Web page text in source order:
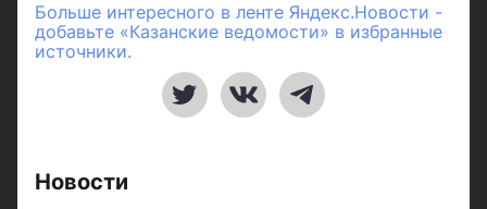
Больше интересного в ленте Яндекс.Новости -
добавьте «Казанские ведомости» в избранные
источники.
Новости